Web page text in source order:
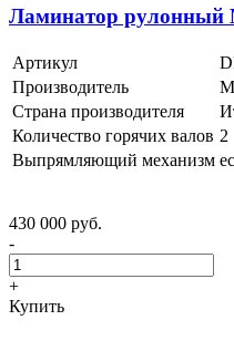
Ламинатор рулонный
Артикул
Производитель
Страна производителя
Количество горячих валов 2
Выпрямляющий механизм
430 000 руб.
-
+
Купить